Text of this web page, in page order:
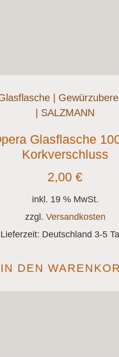
Glasflasche
Korkverschluss
2,00€
inkl. 19 % MwSt.
zzgl. Versandkosten
Lieferzeit: Deutschland 3-5
IN DEN